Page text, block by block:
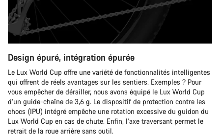
Design épuré, intégration épurée
Le Lux World Cup offre une variété de fonctionnalités intelligentes
qui offrent de réels avantages sur les sentiers. Exemples ? Pour
vous empêcher de dérailler, nous avons équipé le Lux World Cup
d’un guide-chaîne de 3,6 g. Le dispositif de protection contre les
chocs (IPU) intégré empêche une rotation excessive du guidon du
Lux World Cup en cas de chute. Enfin, l’axe traversant permet le
retrait de la roue arrière sans outil.